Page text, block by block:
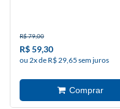
R$ 79,00
R$ 59,30
ou 2x de R$ 29,65 sem juros